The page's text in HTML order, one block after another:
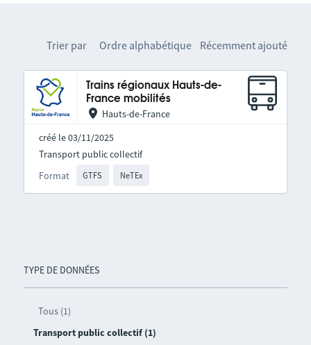
TYPE DE DONNÉES
Tous (1)
Transport public collectif (1)
Trier par Ordre alphabétique Récemment ajouté
Trains régionaux Hauts-de-
France mobilités
Hauts-de-France
créé le 03/11/2025
Format GTFS NeTEx
Transport public collectif